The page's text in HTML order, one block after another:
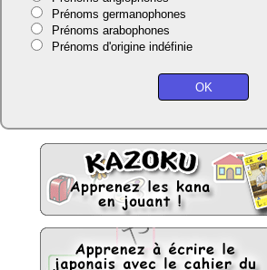
Prénoms germanophones
Prénoms arabophones
Prénoms d'origine indéfinie